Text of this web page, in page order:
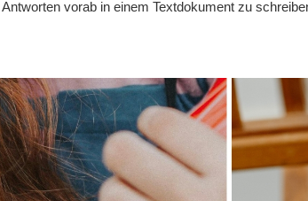
vorab in einem Textdokument zu